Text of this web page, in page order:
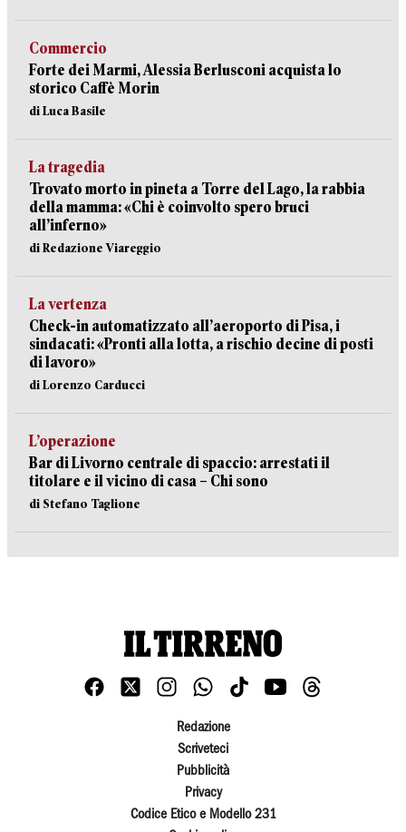
Commercio
Forte dei Marmi, Alessia Berlusconi acquista lo
storico Caffè Morin
di Luca Basile
La tragedia
Trovato morto in pineta a Torre del Lago, la rabbia
della mamma: «Chi è coinvolto spero bruci
all’inferno»
di Redazione Viareggio
La vertenza
Check-in automatizzato all’aeroporto di Pisa, i
sindacati: «Pronti alla lotta, a rischio decine di posti
di lavoro»
di Lorenzo Carducci
L’operazione
Bar di Livorno centrale di spaccio: arrestati il
titolare e il vicino di casa – Chi sono
di Stefano Taglione
Redazione
Scriveteci
Pubblicità
Privacy
Codice Etico e Modello 231